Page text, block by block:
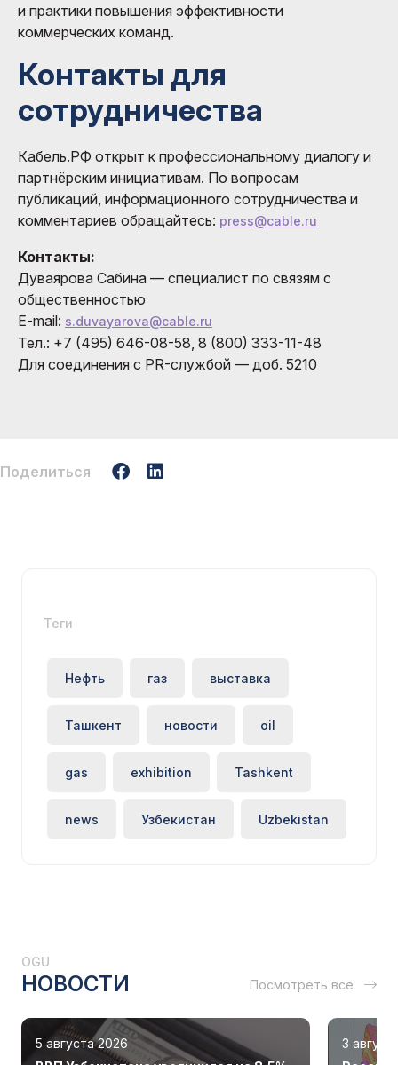
и практики повышения эффективности
коммерческих команд.
Контакты для
сотрудничества
Кабель.РФ открыт к профессиональному диалогу и
партнёрским инициативам. По вопросам
публикаций, информационного сотрудничества и
комментариев обращайтесь: press@cable.ru
Контакты:
Дуваярова Сабина — специалист по связям с
общественностью
E-mail: s.duvayarova@cable.ru
Тел.: +7 (495) 646-08-58, 8 (800) 333-11-48
Для соединения с PR-службой — доб. 5210
Поделиться
Теги
Нефть газ выставка
Ташкент новости oil
gas exhibition Tashkent
news Узбекистан Uzbekistan
OGU
НОВОСТИ Посмотреть все
5 августа 2026
3